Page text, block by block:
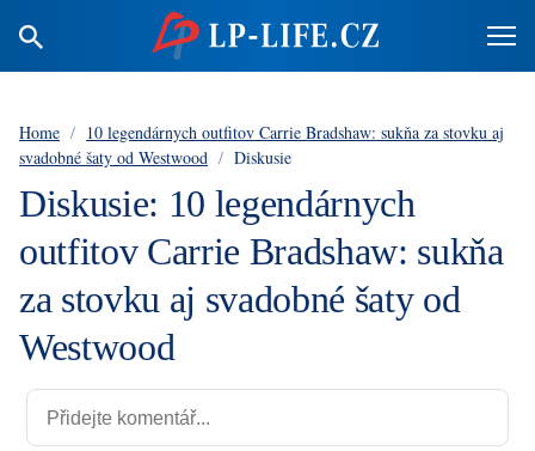
Home / 10 legendárnych outfitov Carrie Bradshaw: sukňa za stovku aj
svadobné šaty od Westwood / Diskusie
Diskusie: 10 legendárnych
outfitov Carrie Bradshaw: sukňa
za stovku aj svadobné šaty od
Westwood